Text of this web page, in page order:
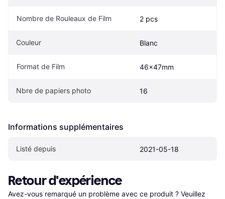
Nombre de Rouleaux de Film 2 pcs
Couleur Blanc
Format de Film 46x47mm
Nbre de papiers photo 16
Informations supplémentaires
Listé depuis 2021-05-18
Retour d'expérience
Avez-vous remarqué un problème avec ce produit ? Veuillez